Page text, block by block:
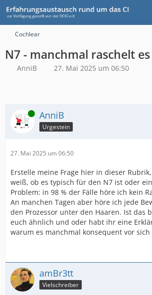
Cochlear
N7 - manchmal raschelt es
AnniB 27. Mai 2025 um 06:50
Online AnniB
Urgestein
27. Mai 2025 um 06:50
Erstelle meine Frage hier in dieser
weiß, ob es typisch für den N7 ist oder
Problem: in 98 % der Fälle höre ich kein
An manchen Tagen aber höre ich jede
den Prozessor unter den Haaren. Ist das
euch ähnlich und oder habt ihr eine
warum es manchmal konsequent vor
amBr3tt
Vielschreiber